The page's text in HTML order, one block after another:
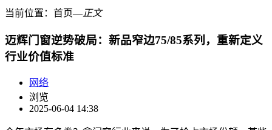
当前位置： 首页―正文
迈辉门窗逆势破局：新品窄边75/85系列，重新定义
行业价值标准
网络
浏览
2025-06-04 14:38